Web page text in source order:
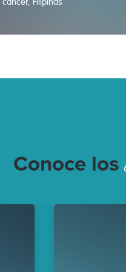
Conoce los